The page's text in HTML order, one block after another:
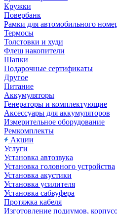
Кружки
Повербанк
Рамки для автомобильного
Термосы
Толстовки и худи
Флеш накопители
Шапки
Подарочные сертификаты
Другое
Питание
Аккумуляторы
Генераторы и комплектующие
Аксессуары для аккумуляторов
Измерительное оборудование
Ремкомплекты
Акции
Услуги
Установка автозвука
Установка головного устройства
Установка акустики
Установка усилителя
Установка сабвуфера
Протяжка кабеля
Изготовление подиумов,